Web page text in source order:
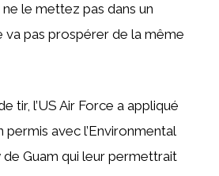
le mettez pas dans un
va pas prospérer de la même
tir, l’US Air Force a appliqué
avec l’Environmental
Guam qui leur permettrait